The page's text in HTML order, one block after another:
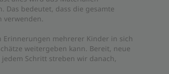
Das bedeutet, dass die gesamte
verwenden.
Erinnerungen mehrerer Kinder in sich
weitergeben kann. Bereit, neue
Schritt streben wir danach,